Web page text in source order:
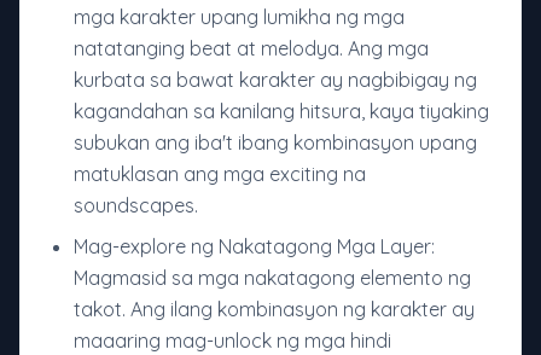
mga karakter upang lumikha ng mga
natatanging beat at melodya. Ang mga
kurbata sa bawat karakter ay nagbibigay ng
kagandahan sa kanilang hitsura, kaya tiyaking
subukan ang iba't ibang kombinasyon upang
matuklasan ang mga exciting na
soundscapes.
Mag-explore ng Nakatagong Mga Layer:
Magmasid sa mga nakatagong elemento ng
takot. Ang ilang kombinasyon ng karakter ay
maaaring mag-unlock ng mga hindi